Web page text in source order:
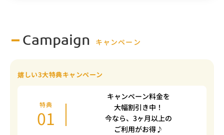
Campaign キャンペーン
嬉しい3大特典キャンペーン
特典
01
キャンペーン料金を
大幅割引き中！
今なら、3ヶ月以上の
ご利用がお得♪